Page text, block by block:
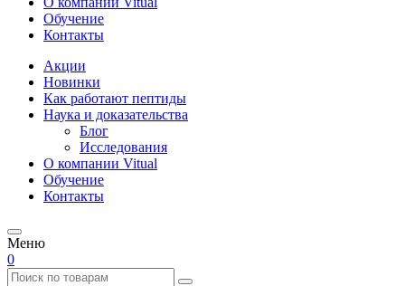
Обучение
Контакты
Акции
Новинки
Как работают пептиды
Наука и доказательства
Блог
Исследования
О компании Vitual
Обучение
Контакты
Меню
0